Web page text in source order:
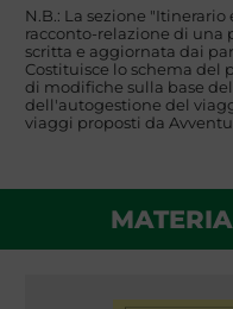
N.B.: La sezione
racconto-relazione di una
scritta e aggiornata dai
Costituisce lo schema del
di modifiche sulla base
dell'autogestione del
viaggi proposti da